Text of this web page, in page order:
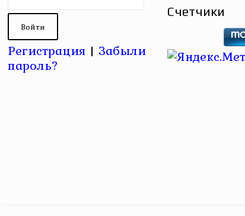
Регистрация | Забыли
пароль?
Счетчики